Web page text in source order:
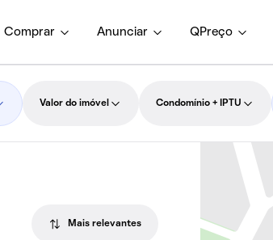
Comprar Anunciar QPreço
Valor do imóvel Condomínio + IPTU
Mais relevantes